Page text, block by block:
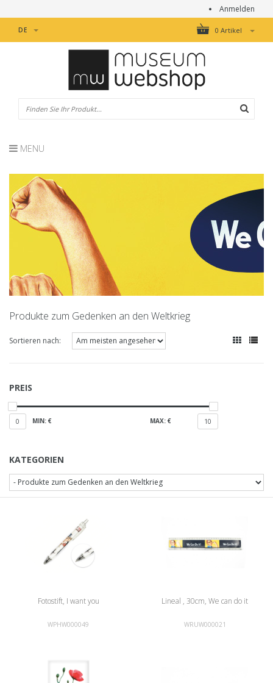
Anmelden
0 Artikel
DE
MENU
Produkte zum Gedenken an den Weltkrieg
Sortieren nach:
PREIS
0 MIN: € MAX: € 10
KATEGORIEN
Fotostift, I want you
WPHW000049
Lineal , 30cm, We can do it
WRUW000021